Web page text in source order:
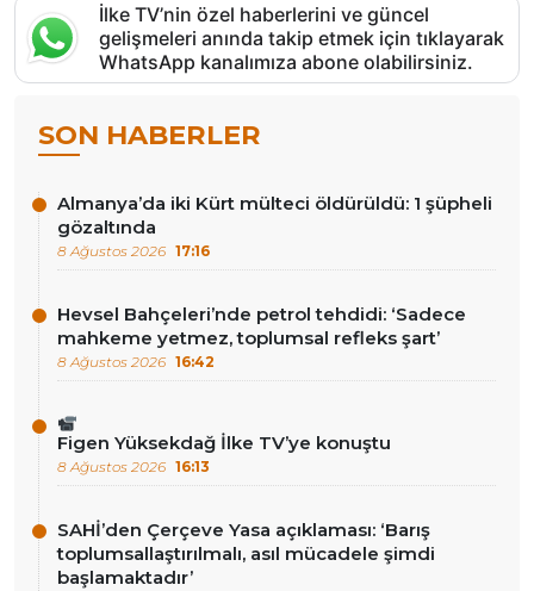
İlke TV’nin özel haberlerini ve güncel
gelişmeleri anında takip etmek için tıklayarak
WhatsApp kanalımıza abone olabilirsiniz.
SON HABERLER
Almanya’da iki Kürt mülteci öldürüldü: 1 şüpheli
gözaltında
8 Ağustos 2026 17:16
Hevsel Bahçeleri’nde petrol tehdidi: ‘Sadece
mahkeme yetmez, toplumsal refleks şart’
8 Ağustos 2026 16:42
Figen Yüksekdağ İlke TV’ye konuştu
8 Ağustos 2026 16:13
SAHİ’den Çerçeve Yasa açıklaması: ‘Barış
toplumsallaştırılmalı, asıl mücadele şimdi
başlamaktadır’